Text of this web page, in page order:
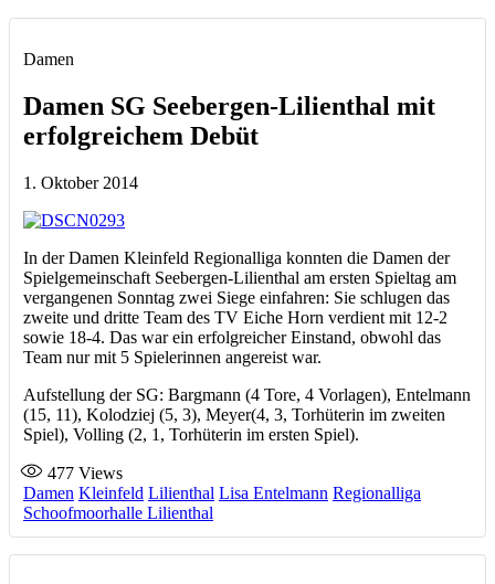
Damen
Damen SG Seebergen-Lilienthal mit
erfolgreichem Debüt
1. Oktober 2014
In der Damen Kleinfeld Regionalliga konnten die Damen der
Spielgemeinschaft Seebergen-Lilienthal am ersten Spieltag am
vergangenen Sonntag zwei Siege einfahren: Sie schlugen das
zweite und dritte Team des TV Eiche Horn verdient mit 12-2
sowie 18-4. Das war ein erfolgreicher Einstand, obwohl das
Team nur mit 5 Spielerinnen angereist war.
Aufstellung der SG: Bargmann (4 Tore, 4 Vorlagen), Entelmann
(15, 11), Kolodziej (5, 3), Meyer(4, 3, Torhüterin im zweiten
Spiel), Volling (2, 1, Torhüterin im ersten Spiel).
477 Views
Damen Kleinfeld Lilienthal Lisa Entelmann Regionalliga
Schoofmoorhalle Lilienthal